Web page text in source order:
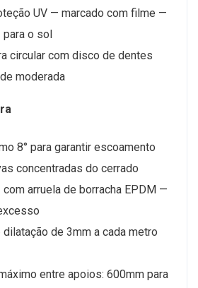
UV — marcado com filme —
o sol
circular com disco de dentes
moderada
8° para garantir escoamento
concentradas do cerrado
arruela de borracha EPDM —
de 3mm a cada metro
entre apoios: 600mm para